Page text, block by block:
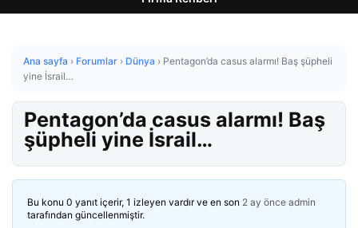
Ana sayfa › Forumlar › Dünya › Pentagon’da casus alarmı! Baş şüpheli
yine İsrail…
Pentagon’da casus alarmı! Baş
şüpheli yine İsrail…
Bu konu 0 yanıt içerir, 1 izleyen vardır ve en son 2 ay önce admin
tarafından güncellenmiştir.